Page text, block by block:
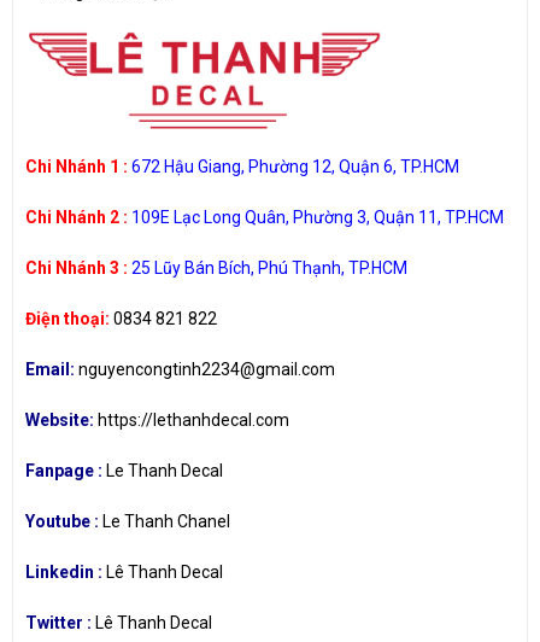
Chi Nhánh 1 : 672 Hậu Giang, Phường 12, Quận 6, TP.HCM
Chi Nhánh 2 : 109E Lạc Long Quân, Phường 3, Quận 11, TP.HCM
Chi Nhánh 3 : 25 Lũy Bán Bích, Phú Thạnh, TP.HCM
Điện thoại: 0834 821 822
Email: nguyencongtinh2234@gmail.com
Website: https://lethanhdecal.com
Fanpage : Le Thanh Decal
Youtube : Le Thanh Chanel
Linkedin : Lê Thanh Decal
Twitter : Lê Thanh Decal